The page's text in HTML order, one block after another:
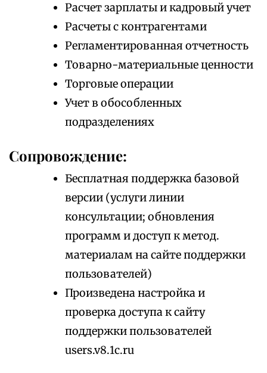
Расчет зарплаты и кадровый учет
Расчеты с контрагентами
Регламентированная отчетность
Товарно-материальные ценности
Торговые операции
Учет в обособленных
подразделениях
Сопровождение:
Бесплатная поддержка базовой
версии (услуги линии
консультации; обновления
программ и доступ к метод.
материалам на сайте поддержки
пользователей)
Произведена настройка и
проверка доступа к сайту
поддержки пользователей
users.v8.1c.ru